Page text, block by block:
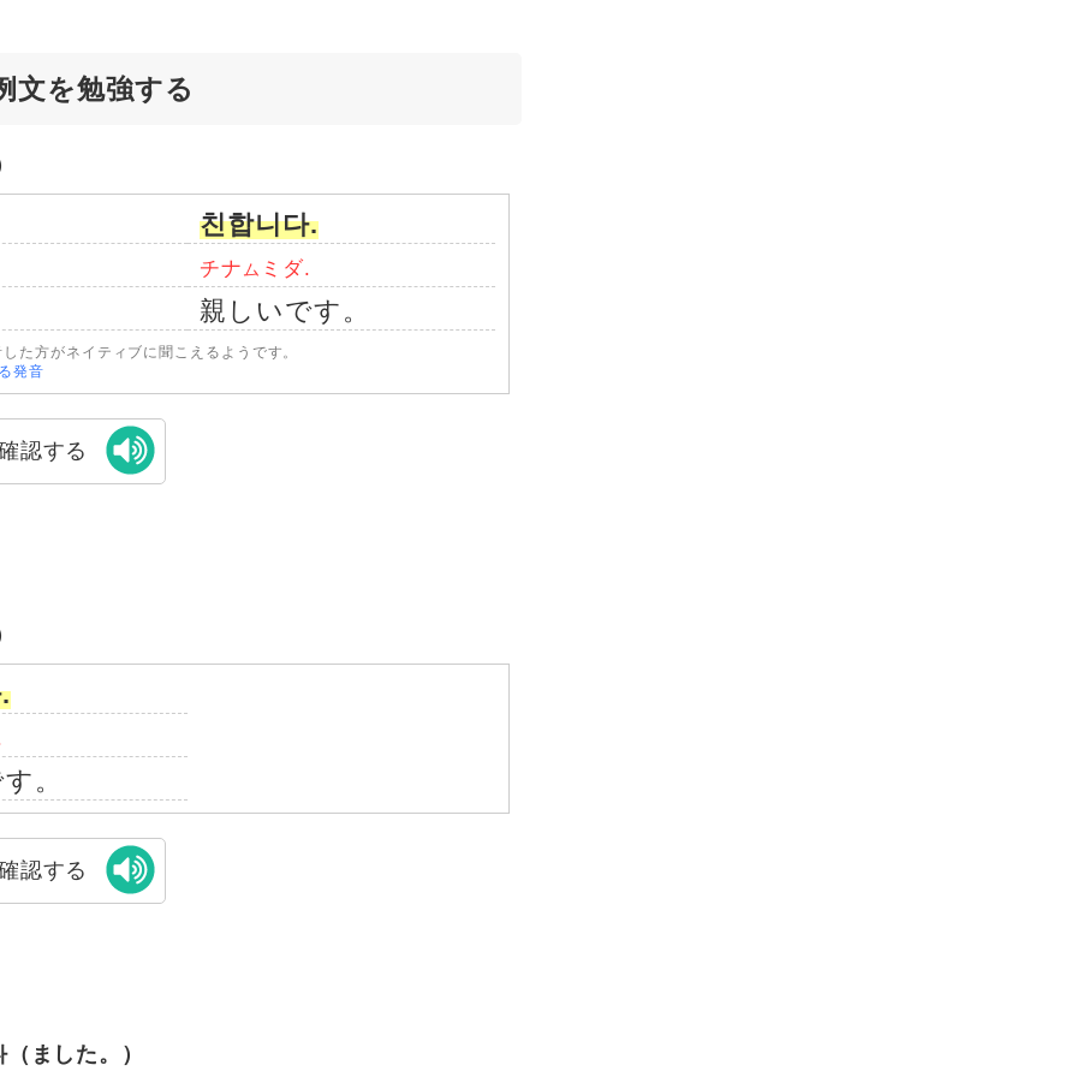
文を勉強する
친합니다.
チナ ム ミダ.
親しいです。
た方がネイティブに聞こえるようです。
発音
認する
。
認する
ました。）